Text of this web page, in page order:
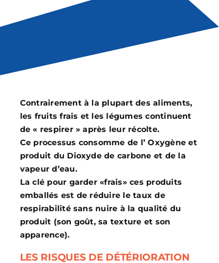
Contrairement à la plupart des aliments,
les fruits frais et les légumes continuent
de « respirer » après leur récolte.
Ce processus consomme de l’ Oxygène et
produit du Dioxyde de carbone et de la
vapeur d’eau.
La clé pour garder «frais» ces produits
emballés est de réduire le taux de
respirabilité sans nuire à la qualité du
produit (son goût, sa texture et son
apparence).
LES RISQUES DE DÉTÉRIORATION